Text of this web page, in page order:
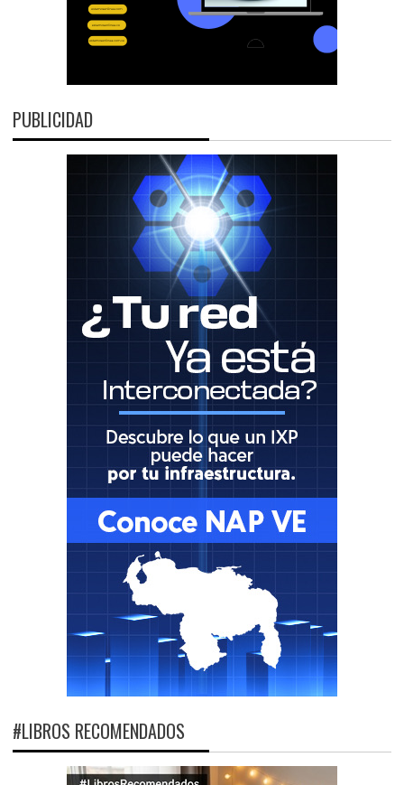
PUBLICIDAD
#LIBROS RECOMENDADOS